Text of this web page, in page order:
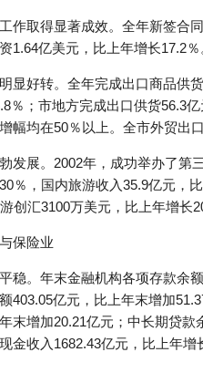
作取得显著成效。全年新签合
1.64亿美元，比上年增长17.2
显好转。全年完成出口商品供
％；市地方完成出口供货56.3
幅均在50％以上。全市外贸出
发展。2002年，成功举办了第
30％，国内旅游收入35.9亿元，
创汇3100万美元，比上年增长
保险业
稳。年末金融机构各项存款余
403.05亿元，比上年末增加
末增加20.21亿元；中长期贷款
金收入1682.43亿元，比上年